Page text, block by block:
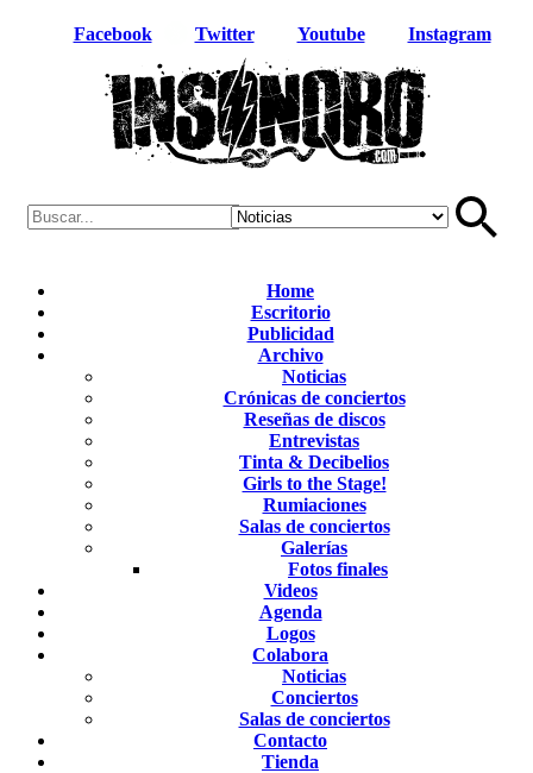
Facebook Twitter Youtube Instagram
Home
Escritorio
Publicidad
Archivo
Noticias
Crónicas de conciertos
Reseñas de discos
Entrevistas
Tinta & Decibelios
Girls to the Stage!
Rumiaciones
Salas de conciertos
Galerías
Fotos finales
Videos
Agenda
Logos
Colabora
Noticias
Conciertos
Salas de conciertos
Contacto
Tienda